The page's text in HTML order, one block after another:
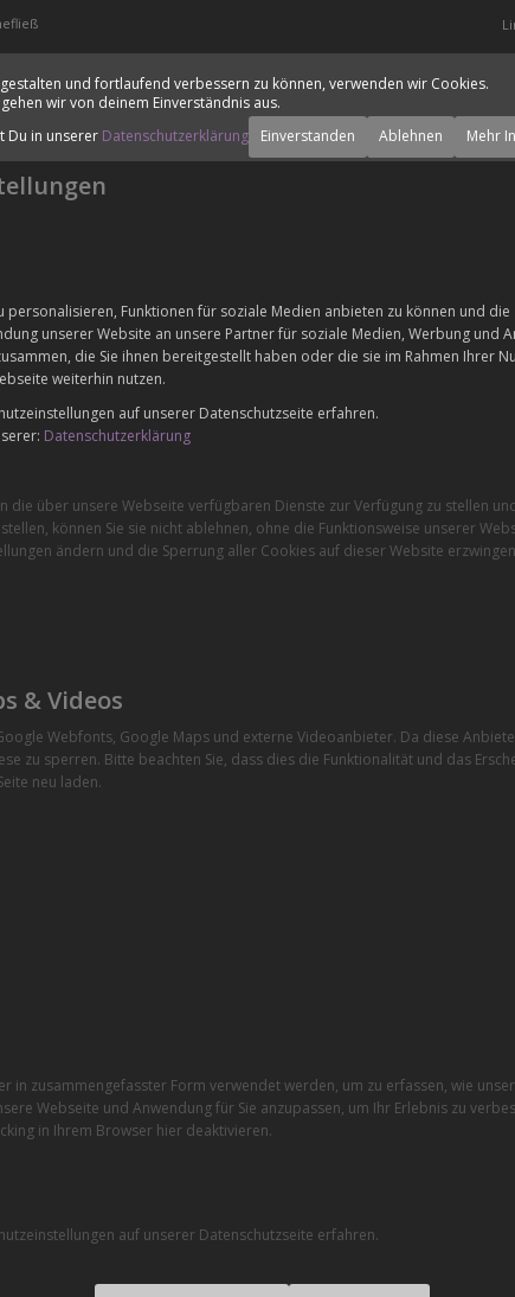
und fortlaufend verbessern zu können, verwenden wir Cookies.
wir von deinem Einverständnis aus.
Du in unserer Datenschutzerklärung Einverstanden Ablehnen Mehr
Funktionen für soziale Medien anbieten zu können und
unserer Website an unsere Partner für soziale Medien, Werbung und
die Sie ihnen bereitgestellt haben oder die sie im Rahmen Ihrer
weiterhin nutzen.
auf unserer Datenschutzseite erfahren.
Datenschutzerklärung
über unsere Webseite verfügbaren Dienste zur Verfügung zu stellen
können Sie sie nicht ablehnen, ohne die Funktionsweise unserer
ändern und die Sperrung aller Cookies auf dieser Website
& Videos
Webfonts, Google Maps und externe Videoanbieter. Da diese
zu sperren. Bitte beachten Sie, dass dies die Funktionalität und das
neu laden.
in zusammengefasster Form verwendet werden, um zu erfassen, wie
Webseite und Anwendung für Sie anzupassen, um Ihr Erlebnis zu
in Ihrem Browser hier deaktivieren.
auf unserer Datenschutzseite erfahren.